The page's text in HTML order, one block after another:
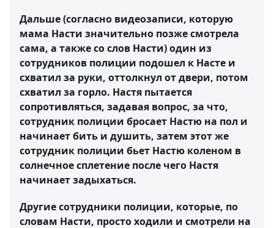
Дальше (согласно видеозаписи, которую
мама Насти значительно позже смотрела
сама, а также со слов Насти) один из
сотрудников полиции подошел к Насте и
схватил за руки, оттолкнул от двери, потом
схватил за горло. Настя пытается
сопротивляться, задавая вопрос, за что,
сотрудник полиции бросает Настю на пол и
начинает бить и душить, затем этот же
сотрудник полиции бьет Настю коленом в
солнечное сплетение после чего Настя
начинает задыхаться.
Другие сотрудники полиции, которые, по
словам Насти, просто ходили и смотрели на